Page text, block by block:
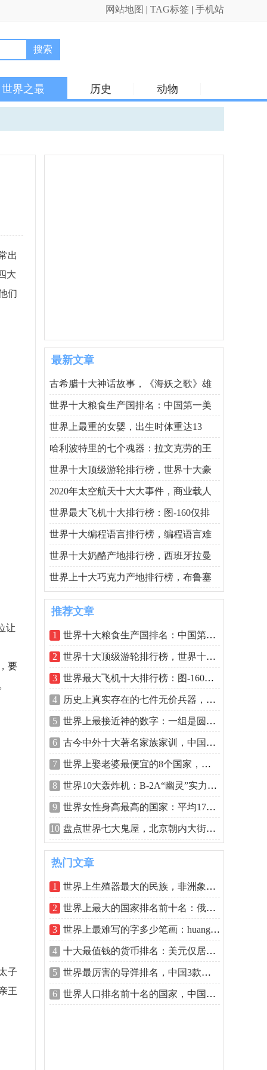
网站地图 | TAG标签 | 手机站
搜索
世界之最 历史
动物
出
大
们
让
要
子
王
最新文章
古希腊十大神话故事，《海妖之歌》雄
世界十大粮食生产国排名：中国第一美
世界上最重的女婴，出生时体重达13
哈利波特里的七个魂器：拉文克劳的王
世界十大顶级游轮排行榜，世界十大豪
2020年太空航天十大大事件，商业载人
世界最大飞机十大排行榜：图-160仅排
世界十大编程语言排行榜，编程语言难
世界十大奶酪产地排行榜，西班牙拉曼
世界上十大巧克力产地排行榜，布鲁塞
推荐文章
1 世界十大粮食生产国排名：中国第一美国
2 世界十大顶级游轮排行榜，世界十大豪华
3 世界最大飞机十大排行榜：图-160仅排第八
4 历史上真实存在的七件无价兵器，越王勾
5 世界上最接近神的数字：一组是圆周率，
6 古今中外十大著名家族家训，中国孔家家
7 世界上娶老婆最便宜的8个国家，泰国竟然
8 世界10大轰炸机：B-2A“幽灵”实力最强排
9 世界女性身高最高的国家：平均170厘米，
10 盘点世界七大鬼屋，北京朝内大街81号上
热门文章
1 世界上生殖器最大的民族，非洲象人族最
2 世界上最大的国家排名前十名：俄罗斯霸
3 世界上最难写的字多少笔画：huang为二声
4 十大最值钱的货币排名：美元仅居第七，
5 世界最厉害的导弹排名，中国3款入榜！
6 世界人口排名前十名的国家，中国第一印